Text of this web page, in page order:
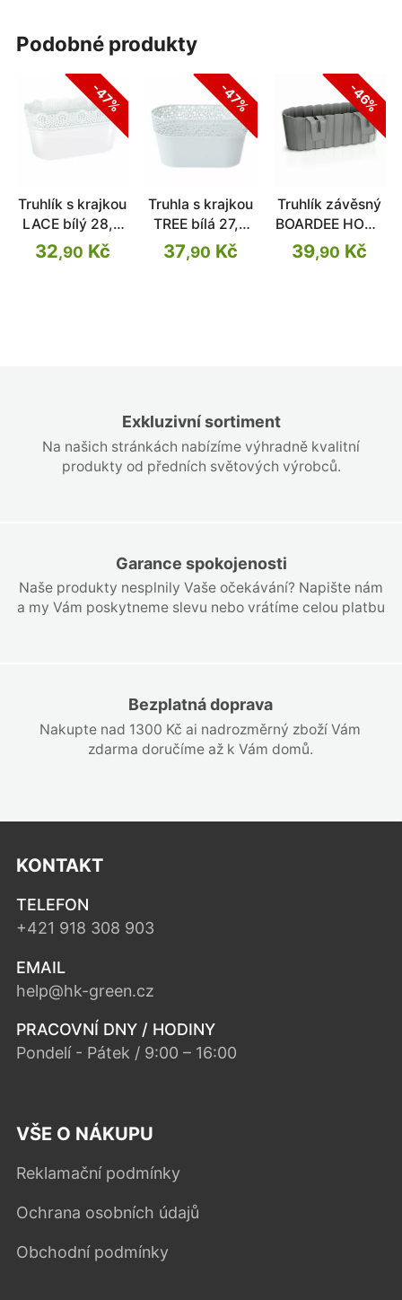
Exkluzivní sortiment
Na našich stránkách nabízíme výhradně kvalitní
produkty od předních světových výrobců.
Garance spokojenosti
Naše produkty nesplnily Vaše očekávání? Napište nám
a my Vám poskytneme slevu nebo vrátíme celou platbu
Bezplatná doprava
Nakupte nad 1300 Kč ai nadrozměrný zboží Vám
zdarma doručíme až k Vám domů.
podobné produkty
-47%
Truhlík s krajkou
LACE bílý 28,5
cm
32,90 Kč
-47%
Truhla s krajkou
TREE bílá 27,5
cm
37,90 Kč
-46%
Truhlík závěsný
BOARDEE HOOK
šedý kámen
38,3cm
39,90 Kč
KONTAKT
TELEFON
+421 918 308 903
EMAIL
help@hk-green.cz
PRACOVNÍ DNY / HODINY
Pondelí - Pátek / 9:00 – 16:00
VŠE O NÁKUPU
Reklamační podmínky
Ochrana osobních údajů
Obchodní podmínky